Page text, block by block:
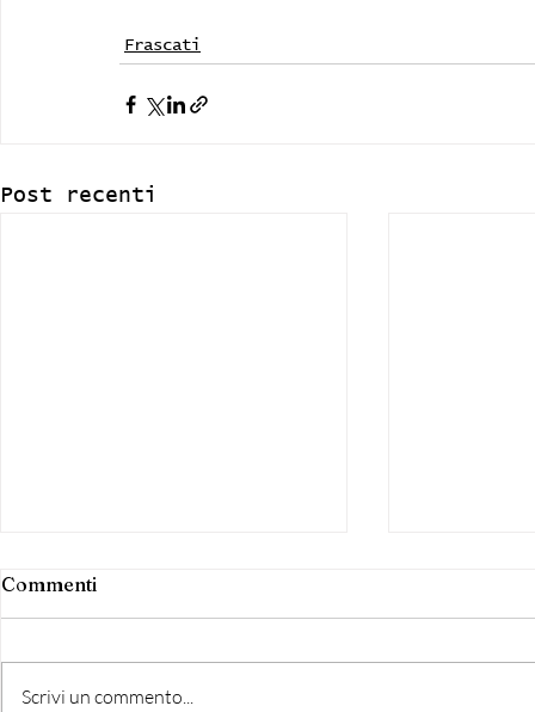
Frascati
Post recenti
Commenti
Scrivi un commento...